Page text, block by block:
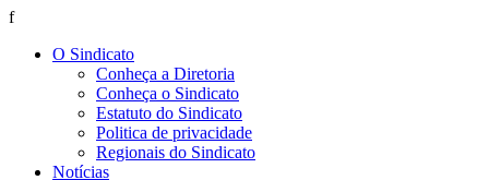
f
O Sindicato
Conheça a Diretoria
Conheça o Sindicato
Estatuto do Sindicato
Politica de privacidade
Regionais do Sindicato
Notícias